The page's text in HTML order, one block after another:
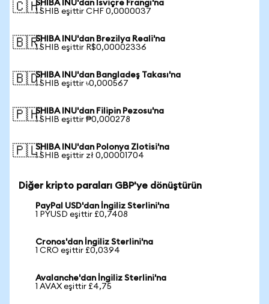
🇨🇭SHIBA INU'dan İsviçre Frangı'na
1 SHIB eşittir CHF 0,0000037
🇧🇷SHIBA INU'dan Brezilya Reali'na
1 SHIB eşittir R$0,00002336
🇧🇩SHIBA INU'dan Bangladeş Takası'na
1 SHIB eşittir ৳0,000567
🇵🇭SHIBA INU'dan Filipin Pezosu'na
1 SHIB eşittir ₱0,000278
🇵🇱SHIBA INU'dan Polonya Zlotisi'na
1 SHIB eşittir zł 0,00001704
Diğer kripto paraları GBP'ye dönüştürün
PayPal USD'dan İngiliz Sterlini'na
1 PYUSD eşittir £0,7408
Cronos'dan İngiliz Sterlini'na
1 CRO eşittir £0,0394
Avalanche'dan İngiliz Sterlini'na
1 AVAX eşittir £4,75